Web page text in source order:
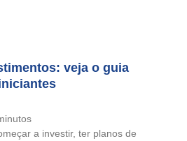
veja o guia
a investir, ter planos de